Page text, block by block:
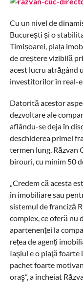
Cu un nivel de
București și o
Timișoarei, piața
de creștere vizibilă
acest lucru atrăgând
investitorilor în real-
Datorită acestor
dezvoltare ale
aflându-se deja în
deschiderea primei
termen lung, Răzvan
birouri, cu minim 50
„Credem că acesta
în imobiliare sau
sistemul de franciză
complex, ce oferă nu
apartenenței la
rețea de agenți
Iaşiul e o piaţă
pachet foarte
oraş”, a încheiat